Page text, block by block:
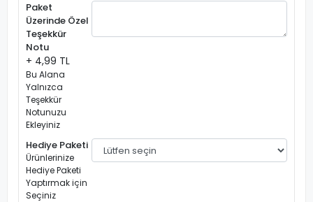
Paket
Üzerinde Özel
Teşekkür
Notu
+ 4,99 TL
Bu Alana
Yalnızca
Teşekkür
Notunuzu
Ekleyiniz
Hediye Paketi
Ürünlerinize
Hediye Paketi
Yaptırmak için
Seçiniz